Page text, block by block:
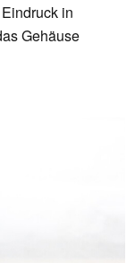
in
Gehäuse